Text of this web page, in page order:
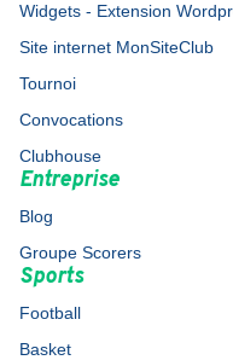
Widgets - Extension
Site internet MonSiteClub
Tournoi
Convocations
Clubhouse
Entreprise
Blog
Groupe Scorers
Sports
Football
Basket